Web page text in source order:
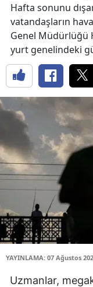
Hafta sonunu
vatandaşların
Genel Müdürlüğü
yurt genelindeki
YAYINLAMA: 07 Ağustos
Uzmanlar,